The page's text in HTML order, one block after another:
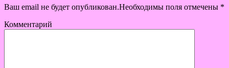
Ваш email не будет опубликован.Необходимы поля отмечены *
Комментарий